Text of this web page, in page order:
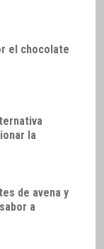
el chocolate
la
de avena y
a